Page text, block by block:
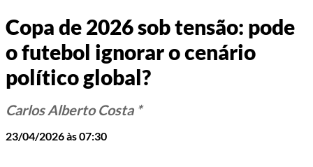
Copa de 2026 sob tensão: pode
o futebol ignorar o cenário
político global?
Carlos Alberto Costa *
23/04/2026 às 07:30